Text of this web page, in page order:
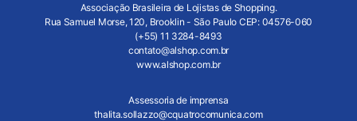
Associação Brasileira de Lojistas de Shopping.
Rua Samuel Morse, 120, Brooklin - São Paulo CEP: 04576-060
(+55) 11 3284-8493
contato@alshop.com.br
www.alshop.com.br
Assessoria de imprensa
thalita.sollazzo@cquatrocomunica.com